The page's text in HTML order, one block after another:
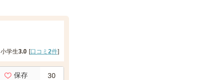
小学生3.0 [口コミ 2件]
保存 30